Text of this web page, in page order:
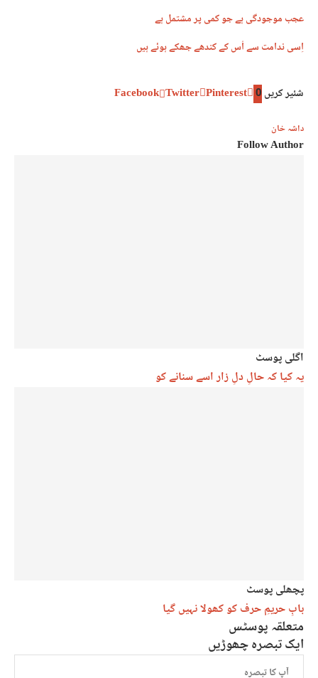
عجب موجودگی ہے جو کمی پر مشتمل ہے
اِسی ندامت سے اُس کے کندھے جھکے ہوئے ہیں
شئیر کریں0
Facebook Twitter Pinterest
داشہ خان
Follow Author
اگلی پوسٹ
یہ کیا کہ حالِ دلِ زار اسے سنانے کو
پچھلی پوسٹ
بابِ حریمِ حرف کو کھولا نہیں گیا
متعلقہ پوسٹس
ایک تبصرہ چھوڑیں